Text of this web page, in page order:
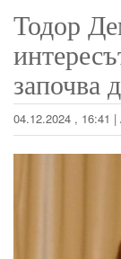
Тодор
започва
04.12.2024 , 16:41 |